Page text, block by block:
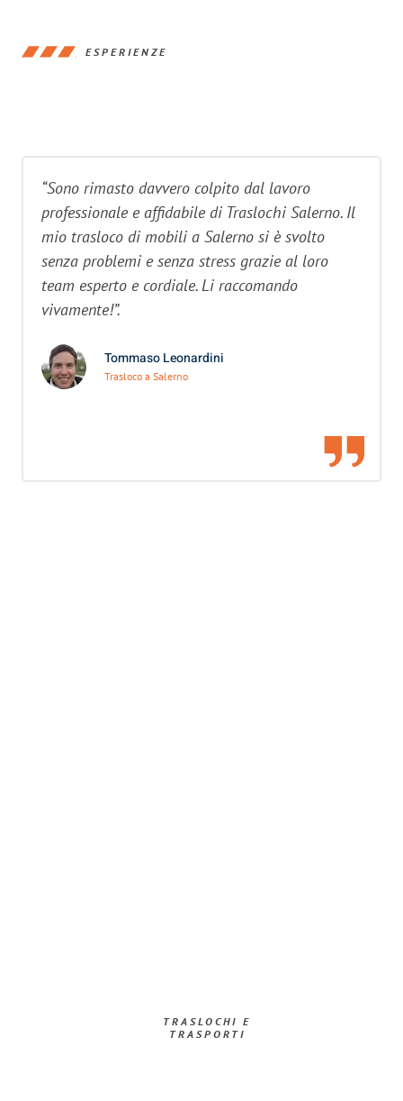
ESPERIENZE
“Sono rimasto davvero colpito dal lavoro
professionale e affidabile di Traslochi Salerno. Il
mio trasloco di mobili a Salerno si è svolto
senza problemi e senza stress grazie al loro
team esperto e cordiale. Li raccomando
vivamente!”.
Tommaso Leonardini
Trasloco a Salerno
TRASLOCHI E
TRASPORTI​